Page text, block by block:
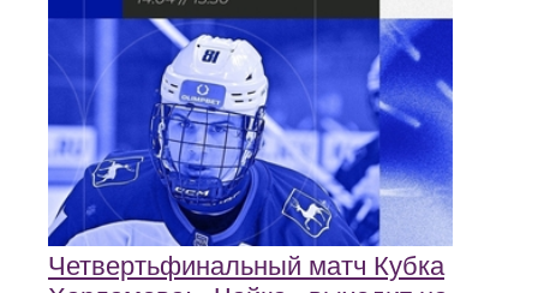
Четвертьфинальный матч Кубка